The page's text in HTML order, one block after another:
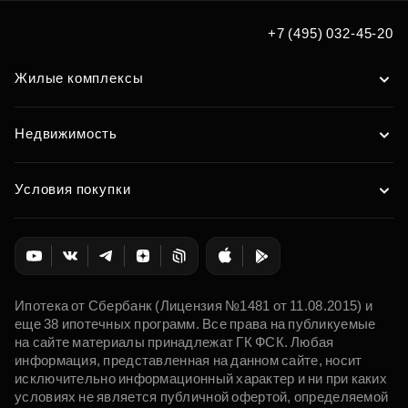
+7 (495) 032-45-20
Жилые комплексы
Недвижимость
Условия покупки
Ипотека от Сбербанк (Лицензия №1481 от 11.08.2015) и
еще 38 ипотечных программ. Все права на публикуемые
на сайте материалы принадлежат ГК ФСК. Любая
информация, представленная на данном сайте, носит
исключительно информационный характер и ни при каких
условиях не является публичной офертой, определяемой